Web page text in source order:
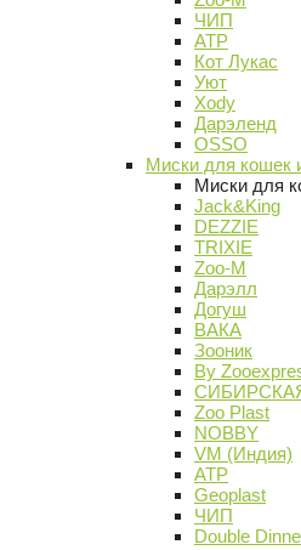
ЧИП
АТР
Кот Лукас
Уют
Xody
Дарэленд
OSSO
Миски для кошек
Миски для
Jack&King
DEZZIE
TRIXIE
Zoo-M
Дарэлл
Догуш
ВАКА
Зооник
By
Zoo Plast
NOBBY
VM (Индия)
АТР
Geoplast
ЧИП
Double